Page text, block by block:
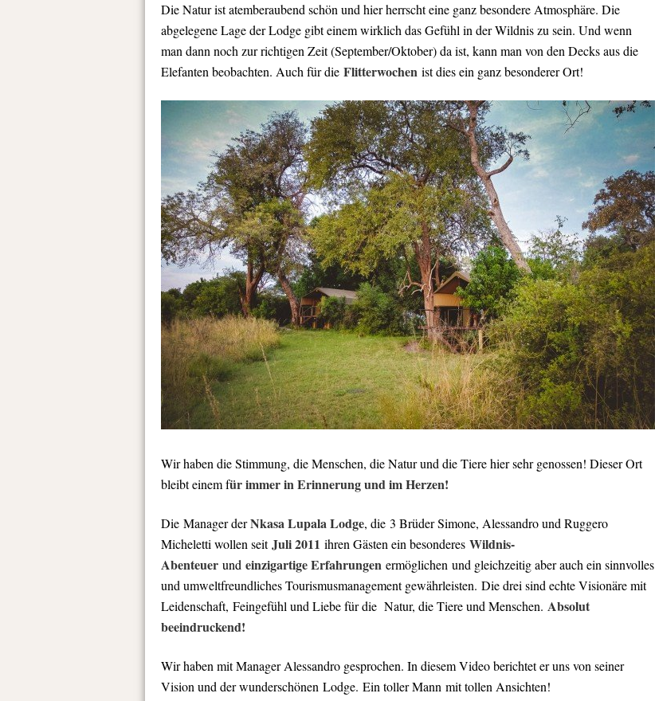
Die Natur ist atemberaubend schön und hier herrscht eine ganz besondere Atmosphäre. Die
abgelegene Lage der Lodge gibt einem wirklich das Gefühl in der Wildnis zu sein. Und wenn
man dann noch zur richtigen Zeit (September/Oktober) da ist, kann man von den Decks aus die
Elefanten beobachten. Auch für die Flitterwochen ist dies ein ganz besonderer Ort!
Wir haben die Stimmung, die Menschen, die Natur und die Tiere hier sehr genossen! Dieser Ort
bleibt einem für immer in Erinnerung und im Herzen!
Die Manager derNkasa Lupala Lodge, die 3 Brüder Simone, Alessandro und Ruggero
Micheletti wollen seitJuli 2011 ihren Gästen ein besonderes Wildnis-
Abenteuer und einzigartige Erfahrungen ermöglichen und gleichzeitig aber auch ein sinnvolles
und umweltfreundliches Tourismusmanagement gewährleisten. Die drei sind echte Visionäre mit
Leidenschaft, Feingefühl und Liebe für die Natur, die Tiere und Menschen. Absolut
beeindruckend!
Wir haben mit Manager Alessandro gesprochen. In diesem Video berichtet er uns von seiner
Vision und der wunderschönen Lodge. Ein toller Mann mit tollen Ansichten!